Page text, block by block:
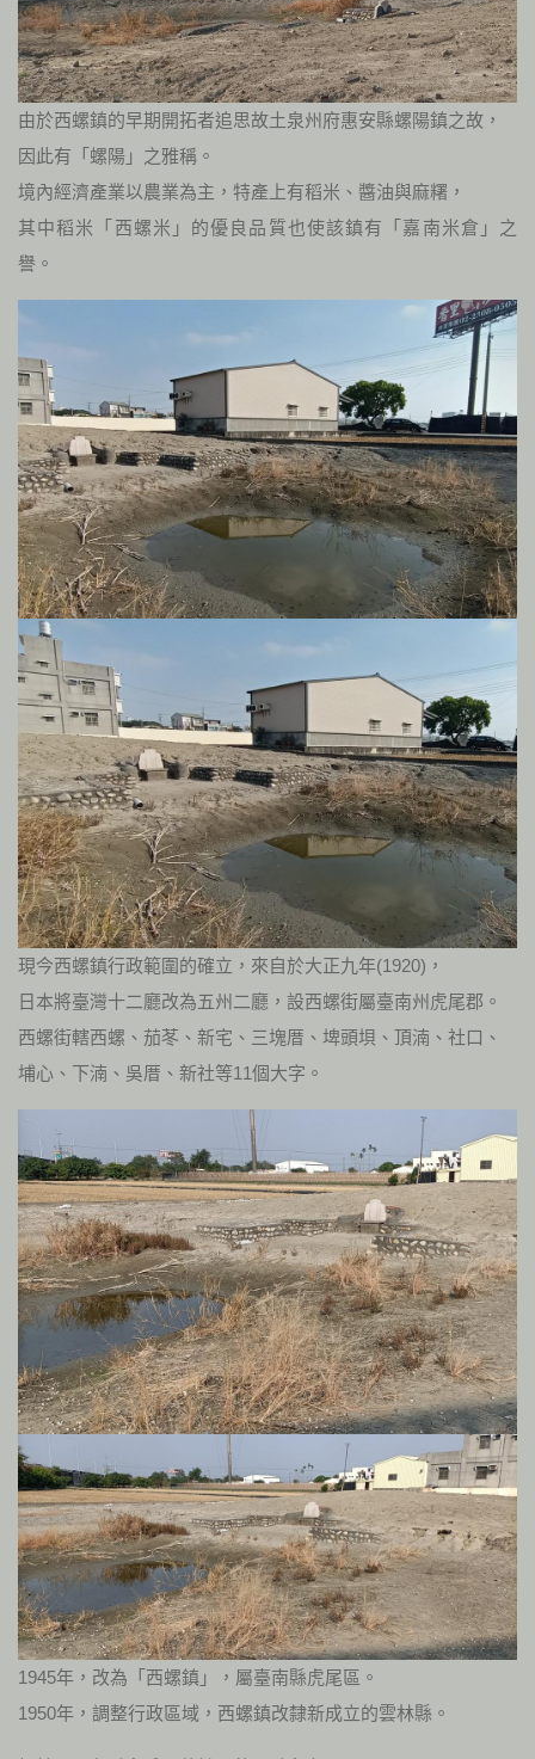
由於西螺鎮的早期開拓者追思故土泉州府惠安縣螺陽鎮之故，
因此有「螺陽」之雅稱。
境內經濟產業以農業為主，特產上有稻米、醬油與麻糬，
其中稻米「西螺米」的優良品質也使該鎮有「嘉南米倉」之
譽。
現今西螺鎮行政範圍的確立，來自於大正九年(1920)，
日本將臺灣十二廳改為五州二廳，設西螺街屬臺南州虎尾郡。
西螺街轄西螺、茄苳、新宅、三塊厝、埤頭垻、頂湳、社口、
埔心、下湳、吳厝、新社等11個大字。
1945年，改為「西螺鎮」，屬臺南縣虎尾區。
1950年，調整行政區域，西螺鎮改隸新成立的雲林縣。